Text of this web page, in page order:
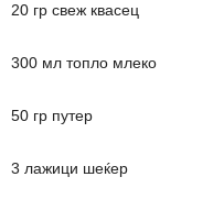
20 гр свеж квасец
300 мл топло млеко
50 гр путер
3 лажици шеќер